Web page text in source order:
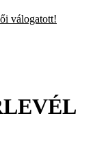
válogatott!